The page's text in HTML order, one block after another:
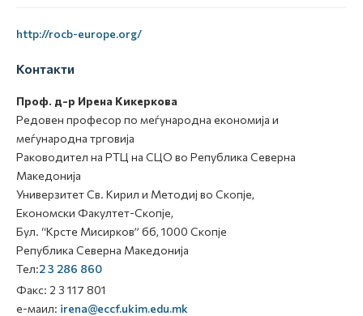
http://rocb-europe.org/
Контакти
Проф. д-р Ирена Кикеркова
Редовен професор по меѓународна економија и
меѓународна трговија
Раководител на РТЦ на СЦО во Република Северна
Македонија
Универзитет Св. Кирил и Методиј во Скопје,
Економски Факултет-Скопје,
Бул. “Крсте Мисирков” бб, 1000 Скопје
Република Северна Македонија
Тел:2 3 286 860
Факс: 2 3 117 801
е-маил: irena@eccf.ukim.edu.mk